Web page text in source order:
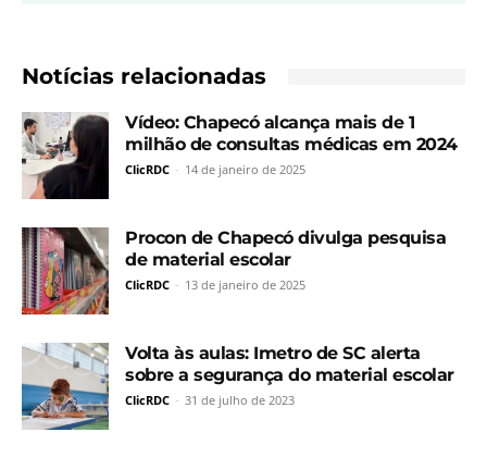
Notícias relacionadas
Vídeo: Chapecó alcança mais de 1
milhão de consultas médicas em 2024
ClicRDC - 14 de janeiro de 2025
Procon de Chapecó divulga pesquisa
de material escolar
ClicRDC - 13 de janeiro de 2025
Volta às aulas: Imetro de SC alerta
sobre a segurança do material escolar
ClicRDC - 31 de julho de 2023